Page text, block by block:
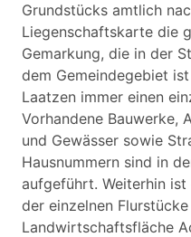
Grundstücks amtlich
Liegenschaftskarte die
Gemarkung, die in der
dem Gemeindegebiet
Laatzen immer einen
Vorhandene Bauwerke,
und Gewässer sowie
Hausnummern sind in
aufgeführt. Weiterhin
der einzelnen
Landwirtschaftsfläche